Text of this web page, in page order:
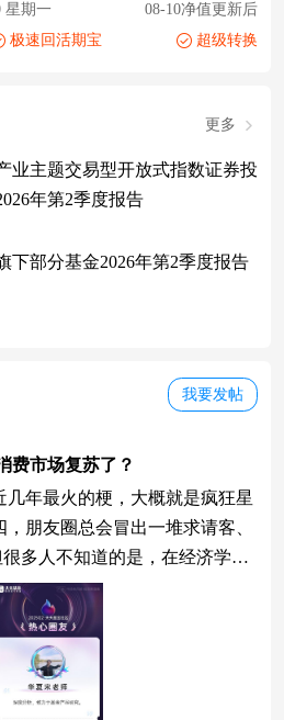
星期一
08-10净值更新后
极速回活期宝 超级转换
更多
业主题交易型开放式指数证券投
年第2季度报告
下部分基金2026年第2季度报告
我要发帖
费市场复苏了？
几年最火的梗，大概就是疯狂星
朋友圈总会冒出一堆求请客、
多人不知道的是，在经济学领
察指标和肯德基有关，它就是
谓肯德基指数，简单来说，
公布的平均客单价变化。因为它
频次高、客群也比较大众，所以
成为观察居民消费意愿和价格变